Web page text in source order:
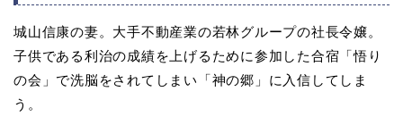
城山信康の妻。大手不動産業の若林グループの社長令嬢。
子供である利治の成績を上げるために参加した合宿「悟り
の会」で洗脳をされてしまい「神の郷」に入信してしま
う。